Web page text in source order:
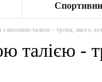
з високою талією - тренд, якого
талією -